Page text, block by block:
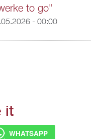
to go"
- 00:00
it
WHATSAPP